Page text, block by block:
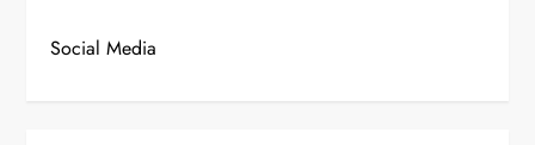
Social Media